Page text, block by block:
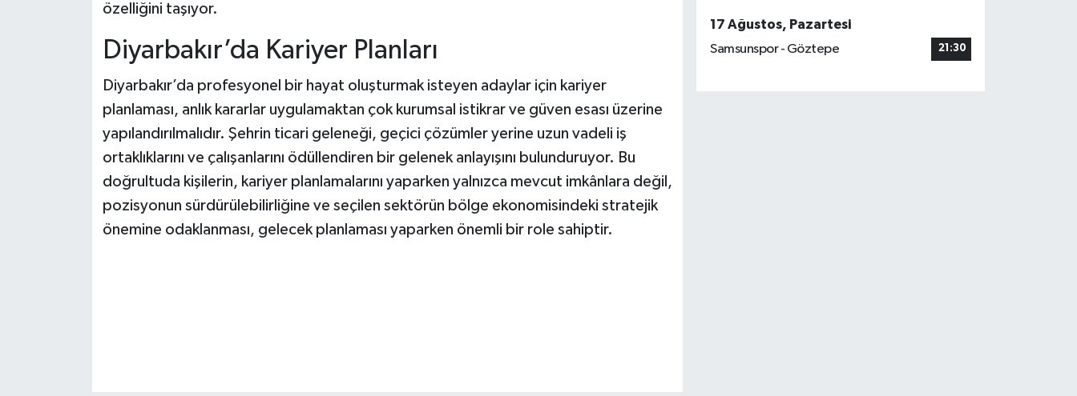
özelliğini taşıyor.
Diyarbakır’da Kariyer Planları
Diyarbakır’da profesyonel bir hayat oluşturmak isteyen adaylar için kariyer
planlaması, anlık kararlar uygulamaktan çok kurumsal istikrar ve güven esası üzerine
yapılandırılmalıdır. Şehrin ticari geleneği, geçici çözümler yerine uzun vadeli iş
ortaklıklarını ve çalışanlarını ödüllendiren bir gelenek anlayışını bulunduruyor. Bu
doğrultuda kişilerin, kariyer planlamalarını yaparken yalnızca mevcut imkânlara değil,
pozisyonun sürdürülebilirliğine ve seçilen sektörün bölge ekonomisindeki stratejik
önemine odaklanması, gelecek planlaması yaparken önemli bir role sahiptir.
17 Ağustos, Pazartesi
Samsunspor - Göztepe
21:30